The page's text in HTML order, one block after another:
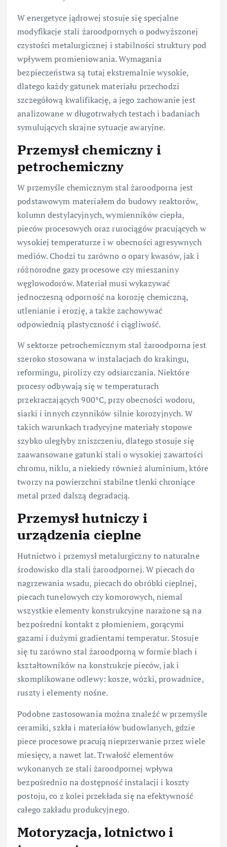
W energetyce jądrowej stosuje się specjalne
modyfikacje stali żaroodpornych o podwyższonej
czystości metalurgicznej i stabilności struktury pod
wpływem promieniowania. Wymagania
bezpieczeństwa są tutaj ekstremalnie wysokie,
dlatego każdy gatunek materiału przechodzi
szczegółową kwalifikację, a jego zachowanie jest
analizowane w długotrwałych testach i badaniach
symulujących skrajne sytuacje awaryjne.
Przemysł chemiczny i
petrochemiczny
W przemyśle chemicznym stal żaroodporna jest
podstawowym materiałem do budowy reaktorów,
kolumn destylacyjnych, wymienników ciepła,
pieców procesowych oraz rurociągów pracujących w
wysokiej temperaturze i w obecności agresywnych
mediów. Chodzi tu zarówno o opary kwasów, jak i
różnorodne gazy procesowe czy mieszaniny
węglowodorów. Materiał musi wykazywać
jednoczesną odporność na korozję chemiczną,
utlenianie i erozję, a także zachowywać
odpowiednią plastyczność i ciągliwość.
W sektorze petrochemicznym stal żaroodporna jest
szeroko stosowana w instalacjach do krakingu,
reformingu, pirolizy czy odsiarczania. Niektóre
procesy odbywają się w temperaturach
przekraczających 900°C, przy obecności wodoru,
siarki i innych czynników silnie korozyjnych. W
takich warunkach tradycyjne materiały stopowe
szybko uległyby zniszczeniu, dlatego stosuje się
zaawansowane gatunki stali o wysokiej zawartości
chromu, niklu, a niekiedy również aluminium, które
tworzy na powierzchni stabilne tlenki chroniące
metal przed dalszą degradacją.
Przemysł hutniczy i
urządzenia cieplne
Hutnictwo i przemysł metalurgiczny to naturalne
środowisko dla stali żaroodpornej. W piecach do
nagrzewania wsadu, piecach do obróbki cieplnej,
piecach tunelowych czy komorowych, niemal
wszystkie elementy konstrukcyjne narażone są na
bezpośredni kontakt z płomieniem, gorącymi
gazami i dużymi gradientami temperatur. Stosuje
się tu zarówno stal żaroodporną w formie blach i
kształtowników na konstrukcje pieców, jak i
skomplikowane odlewy: kosze, wózki, prowadnice,
ruszty i elementy nośne.
Podobne zastosowania można znaleźć w przemyśle
ceramiki, szkła i materiałów budowlanych, gdzie
piece procesowe pracują nieprzerwanie przez wiele
miesięcy, a nawet lat. Trwałość elementów
wykonanych ze stali żaroodpornej wpływa
bezpośrednio na dostępność instalacji i koszty
postoju, co z kolei przekłada się na efektywność
całego zakładu produkcyjnego.
Motoryzacja, lotnictwo i